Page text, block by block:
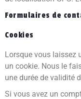
Formulaires de
Cookies
Lorsque vous laissez
un cookie. Nous le
une durée de validité
Si vous avez un